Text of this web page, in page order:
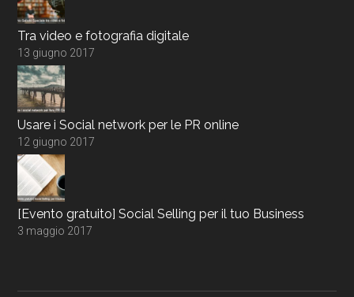
Tra video e fotografia digitale
13 giugno 2017
Usare i Social network per le PR online
12 giugno 2017
[Evento gratuito] Social Selling per il tuo Business
3 maggio 2017